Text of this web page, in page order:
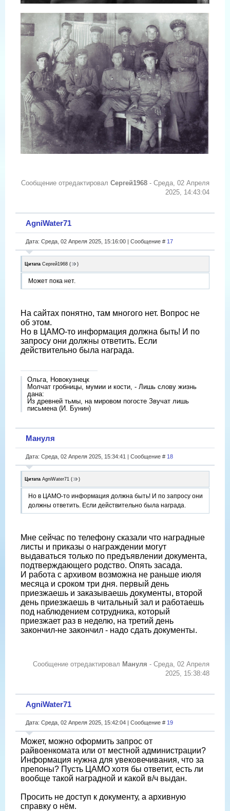
Сообщение отредактировал Сергей1968 - Среда, 02 Апреля
2025, 14:43:04
AgniWater71
Дата: Среда, 02 Апреля 2025, 15:16:00 | Сообщение # 17
Цитата Сергей1968 ( )
Может пока нет.
На сайтах понятно, там многого нет. Вопрос не
об этом.
Но в ЦАМО-то информация должна быть! И по
запросу они должны ответить. Если
действительно была награда.
Ольга, Новокузнецк
Молчат гробницы, мумии и кости, - Лишь слову жизнь
дана:
Из древней тьмы, на мировом погосте Звучат лишь
письмена (И. Бунин)
Мануля
Дата: Среда, 02 Апреля 2025, 15:34:41 | Сообщение # 18
Цитата AgniWater71 ( )
Но в ЦАМО-то информация должна быть! И по запросу они
должны ответить. Если действительно была награда.
Мне сейчас по телефону сказали что наградные
листы и приказы о награждении могут
выдаваться только по предъявлении документа,
подтверждающего родство. Опять засада.
И работа с архивом возможна не раньше июля
месяца и сроком три дня. первый день
приезжаешь и заказываешь документы, второй
день приезжаешь в читальный зал и работаешь
под наблюдением сотрудника, который
приезжает раз в неделю, на третий день
закончил-не закончил - надо сдать документы.
Сообщение отредактировал Мануля - Среда, 02 Апреля
2025, 15:38:48
AgniWater71
Дата: Среда, 02 Апреля 2025, 15:42:04 | Сообщение # 19
Может, можно оформить запрос от
райвоенкомата или от местной администрации?
Информация нужна для увековечивания, что за
препоны? Пусть ЦАМО хотя бы ответит, есть ли
вообще такой наградной и какой в/ч выдан.
Просить не доступ к документу, а архивную
справку о нëм.